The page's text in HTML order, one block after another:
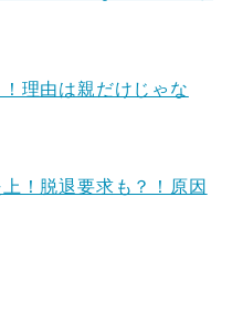
理由は親だけじゃな
！脱退要求も？！原因